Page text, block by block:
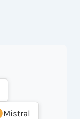
Mistral